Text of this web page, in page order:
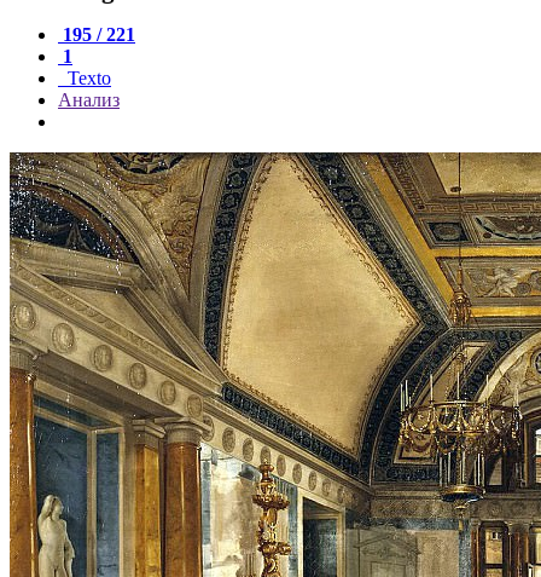
195 / 221
1
Texto
Анализ